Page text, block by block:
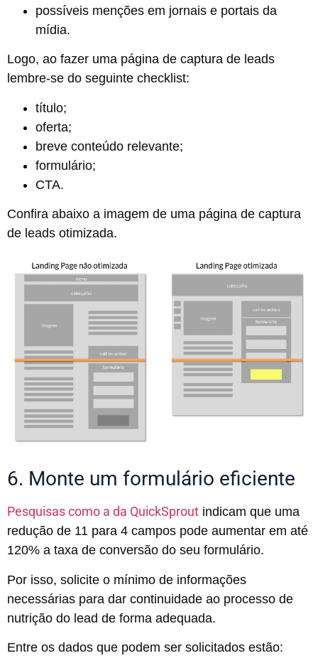
possíveis menções em jornais e portais da
mídia.
Logo, ao fazer uma página de captura de leads
lembre-se do seguinte checklist:
título;
oferta;
breve conteúdo relevante;
formulário;
CTA.
Confira abaixo a imagem de uma página de captura
de leads otimizada.
6. Monte um formulário eficiente
Pesquisas como a da QuickSprout indicam que uma
redução de 11 para 4 campos pode aumentar em até
120% a taxa de conversão do seu formulário.
Por isso, solicite o mínimo de informações
necessárias para dar continuidade ao processo de
nutrição do lead de forma adequada.
Entre os dados que podem ser solicitados estão: